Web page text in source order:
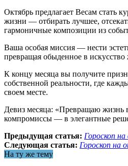
Октябрь предлагает Весам стать
жизни — отбирать лучшее,
гармоничные композиции из
Ваша особая миссия — нести
превращая обыденное в искусство
К концу месяца вы получите
собственной реальности, где
своем месте.
Девиз месяца: «Превращаю жизнь
компромиссы — в элегантные
Предыдущая статья: Гороскоп
Следующая статья: Гороскоп на
На ту же тему